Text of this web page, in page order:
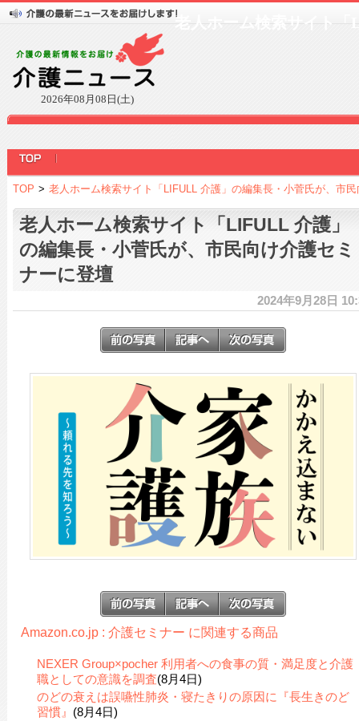
2026年08月08日(土)
老人ホーム検索サイト
TOP > 老人ホーム検索サイト「LIFULL 介護」の編集長・小菅氏が、市
老人ホーム検索サイト「LIFULL 介護」
の編集長・小菅氏が、市民向け介護セミ
ナーに登壇
2024年9月28日
Amazon.co.jp : 介護セミナー に関連する商品
NEXER Group×pocher 利用者への食事の質・満足度と介護
職としての意識を調査(8月4日)
のどの衰えは誤嚥性肺炎・寝たきりの原因に『長生きのど
習慣』 (8月4日)